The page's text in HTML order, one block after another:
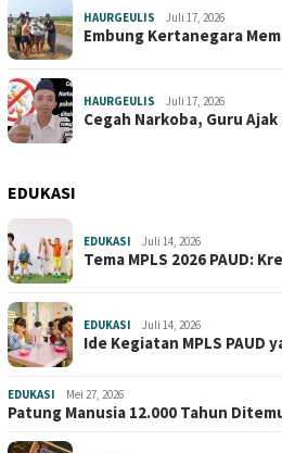
HAURGEULIS Juli 17, 2026
Embung Kertanegara
HAURGEULIS Juli 17, 2026
Cegah Narkoba, Guru
EDUKASI
EDUKASI Juli 14, 2026
Tema MPLS 2026 PAUD:
EDUKASI Juli 14, 2026
Ide Kegiatan MPLS PAUD
EDUKASI Mei 27, 2026
Patung Manusia 12.000 Tahun